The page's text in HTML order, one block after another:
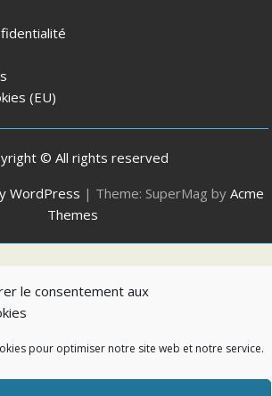
le consentement aux
pour optimiser notre site web et notre service.
(EU)
© All rights reserved
WordPress | Theme: SuperMag by Acme
Themes